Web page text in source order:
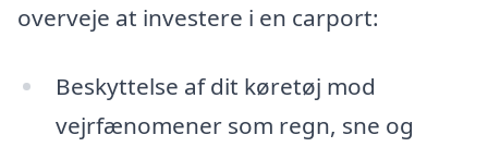
overveje at investere i en carport:
Beskyttelse af dit køretøj mod
vejrfænomener som regn, sne og